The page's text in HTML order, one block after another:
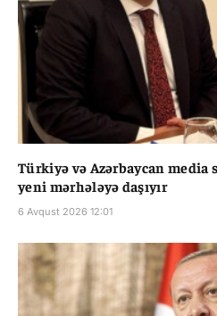
Türkiyə və Azərbaycan media
yeni mərhələyə daşıyır
6 Avqust 2026 12:01